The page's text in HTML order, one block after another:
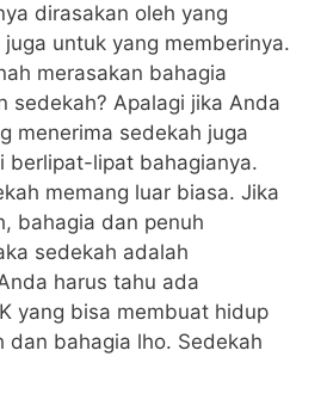
dirasakan oleh yang
untuk yang memberinya.
merasakan bahagia
sedekah? Apalagi jika Anda
menerima sedekah juga
berlipat-lipat bahagianya.
memang luar biasa. Jika
bahagia dan penuh
sedekah adalah
harus tahu ada
yang bisa membuat hidup
dan bahagia lho. Sedekah